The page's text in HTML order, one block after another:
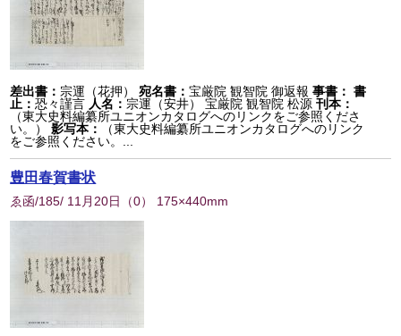
差出書： 宗運（花押） 宛名書：宝厳院 観智院 御返報 事書： 書
止：恐々謹言 人名： 宗運（安井） 宝厳院 観智院 松源 刊本：
（東大史料編纂所ユニオンカタログへのリンクをご参照くださ
い。）
影写本：
（東大史料編纂所ユニオンカタログへのリンク
をご参照ください。...
豊田春賀書状
ゑ函/185/ 11月20日 （0） 175×440mm